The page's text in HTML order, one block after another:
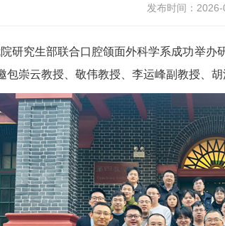
发布时间：
研究生部联合口腔颌面外科学系成功举办
包崇云教授、敬伟教授、李运峰副教授、胡